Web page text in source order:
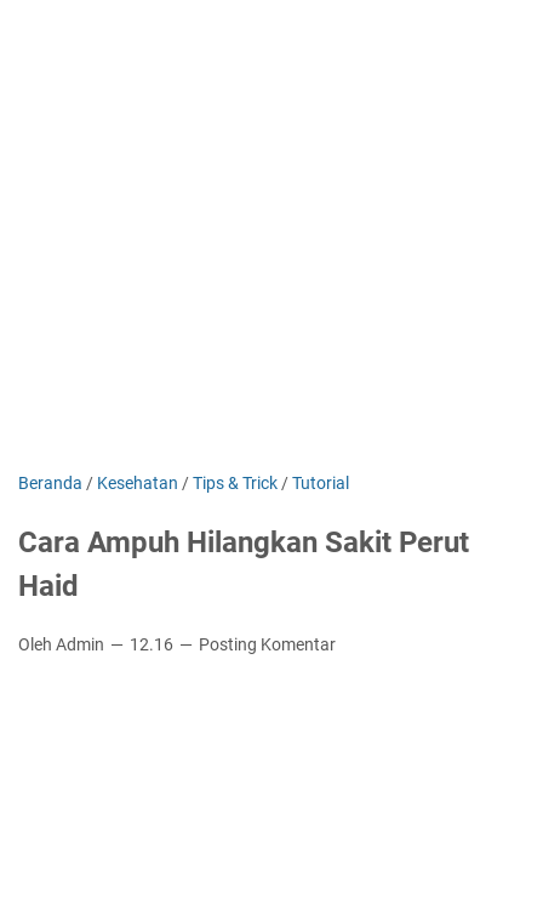
Beranda / Kesehatan /Tips & Trick /Tutorial
Cara Ampuh Hilangkan Sakit Perut
Haid
Oleh Admin 12.16 Posting Komentar